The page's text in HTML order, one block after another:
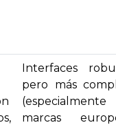
Interfaces
pero más
marcas